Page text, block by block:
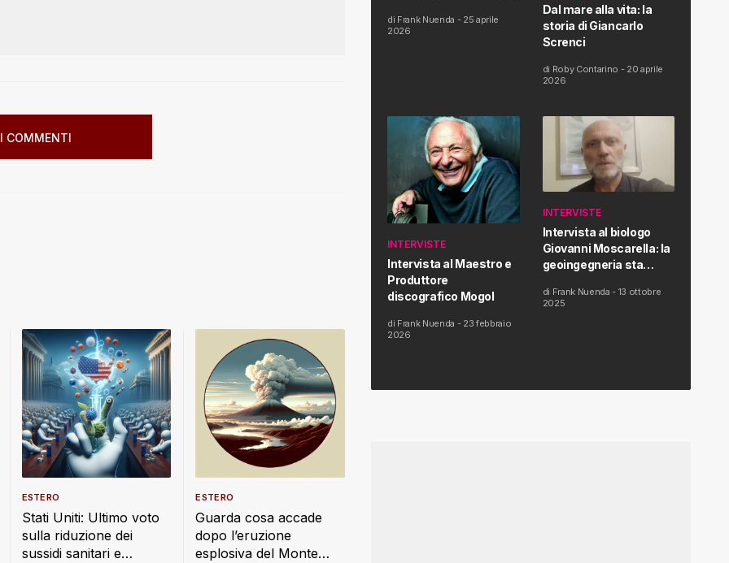
COMMENTI
Stati Uniti: Ultimo voto
sulla riduzione dei
sussidi sanitari e
ESTERO
Guarda cosa accade
dopo l’eruzione
esplosiva del Monte
ESTERO
Proposta di Legge
di Frank Nuenda - 25 aprile
2026
Dal mare alla vita: la
storia di Giancarlo
Screnci
di Roby Contarino - 20 aprile
2026
INTERVISTE
Intervista al Maestro e
Produttore
discografico Mogol
di Frank Nuenda - 23 febbraio
2026
INTERVISTE
Intervista al biologo
Giovanni Moscarella: la
geoingegneria sta
salute dell’uomo
di Frank Nuenda - 13 ottobre
2025